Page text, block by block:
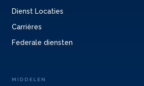
Dienst Locaties
Carrières
Federale diensten
MIDDELEN